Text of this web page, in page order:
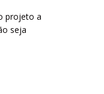
projeto a
seja